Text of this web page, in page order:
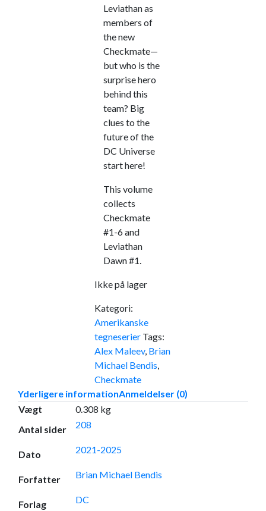
Leviathan as
members of
the new
Checkmate—
but who is the
surprise hero
behind this
team? Big
clues to the
future of the
DC Universe
start here!
This volume
collects
Checkmate
#1-6 and
Leviathan
Dawn #1.
Ikke på lager
Kategori:
Amerikanske
tegneserier Tags:
Alex Maleev, Brian
Michael Bendis,
Checkmate
Yderligere informationAnmeldelser (0)
Vægt
0.308 kg
Antal sider
208
Dato 2021-2025
Forfatter Brian Michael Bendis
Forlag DC